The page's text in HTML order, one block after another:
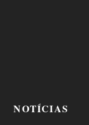
NOTÍCIAS